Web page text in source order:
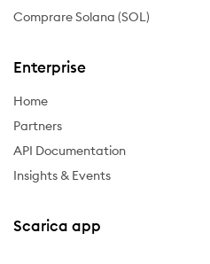
Comprare Solana (SOL)
Enterprise
Home
Partners
API Documentation
Insights & Events
Scarica app